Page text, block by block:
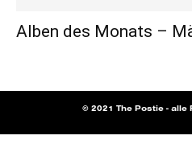
Alben des Monats –
© 2021 The Postie - alle